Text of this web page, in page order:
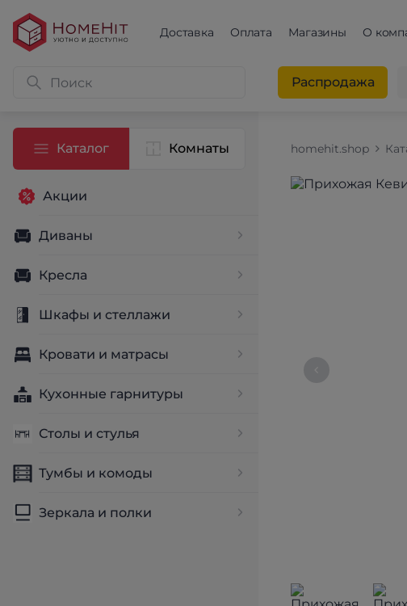
Доставка Оплата Магазины О
Распродажа
Каталог Комнаты
Акции
Диваны
Кресла
Шкафы и стеллажи
Кровати и матрасы
Кухонные гарнитуры
Столы и стулья
Тумбы и комоды
Зеркала и полки
homehit.shop